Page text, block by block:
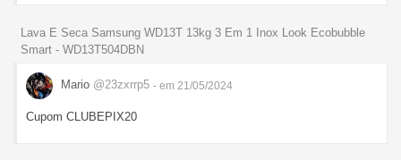
Lava E Seca Samsung WD13T 13kg 3 Em 1 Inox Look Ecobubble
Smart - WD13T504DBN
Mario @23zxrrp5 - em 21/05/2024
Cupom CLUBEPIX20